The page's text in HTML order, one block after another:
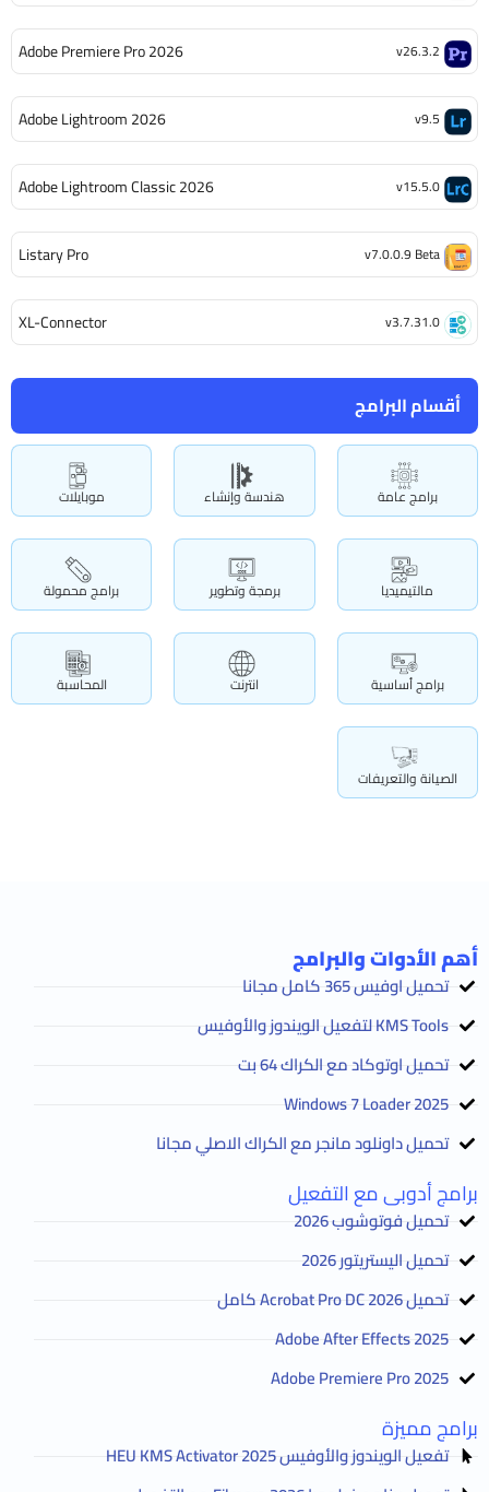
أقسام البرامج
برامج عامة هندسة وإنشاء موبايلات
مالتيميديا برمجة وتطوير برامج محمولة
برامج أساسية انترنت المحاسبة
الصيانة والتعريفات
Adobe Premiere Pro 2026 v26.3.2
Adobe Lightroom 2026 v9.5
Adobe Lightroom Classic 2026 v15.5.0
Listary Pro v7.0.0.9 Beta
XL-Connector v3.7.31.0
أهم الأدوات والبرامج
تحميل اوفيس 365 كامل مجانا
KMS Tools لتفعيل الويندوز والأوفيس
تحميل اوتوكاد مع الكراك 64 بت
2025 Windows 7 Loader
تحميل داونلود مانجر مع الكراك الاصلي مجانا
برامج أدوبى مع التفعيل
تحميل فوتوشوب 2026
تحميل اليستريتور 2026
تحميل Acrobat Pro DC 2026 كامل
Adobe After Effects 2025
Adobe Premiere Pro 2025
برامج مميزة
تفعيل الويندوز والأوفيس HEU KMS Activator 2025